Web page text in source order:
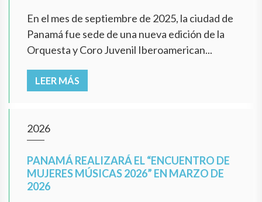
En el mes de septiembre de 2025, la ciudad de
Panamá fue sede de una nueva edición de la
Orquesta y Coro Juvenil Iberoamerican...
LEER MÁS
2026
PANAMÁ REALIZARÁ EL “ENCUENTRO DE
MUJERES MÚSICAS 2026” EN MARZO DE
2026